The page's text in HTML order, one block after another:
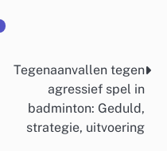
Tegenaanvallen tegen
agressief spel in
badminton: Geduld,
strategie, uitvoering